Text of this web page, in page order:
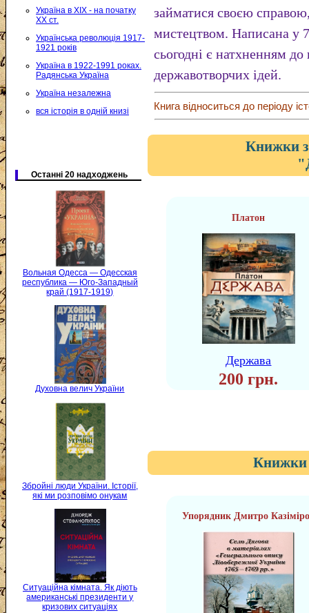
Україна в XIX - на початку
XX ст.
Українська революція 1917-
1921 років
Україна в 1922-1991 роках.
Радянська Україна
Україна незалежна
вся історія в одній книзі
Останні 20 надходжень
Вольная Одесса — Одесская
республика — Юго-Западный
край (1917-1919)
Духовна велич України
Збройні люди України. Історії,
які ми розповімо онукам
Ситуаційна кімната. Як діють
американські президенти у
кризових ситуаціях
займатися своєю
мистецтвом. Написана у
сьогодні є натхненням
державотворчих ідей.
Книга відноситься до періоду
Книжки
Платон
Держава
200 грн.
Книжки
Упорядник Дмитро